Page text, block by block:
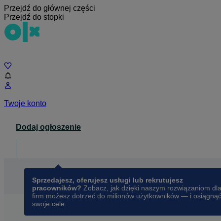
Przejdź do głównej części
Przejdź do stopki
Twoje konto
Dodaj ogłoszenie
Sprzedajesz, oferujesz usługi lub rekrutujesz
pracowników? Zobacz, jak dzięki naszym rozwiązaniom dla
firm możesz dotrzeć do milionów użytkowników — i osiągnąć
swoje cele.